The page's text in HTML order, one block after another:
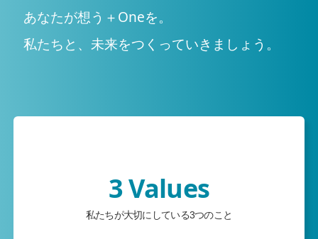
あなたが想う＋Oneを。
私たちと、未来をつくっていきましょう。
3 Values
私たちが大切にしている3つのこと